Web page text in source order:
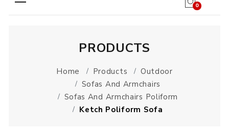
0
PRODUCTS
Home Products
Outdoor
Sofas And Armchairs
Sofas And Armchairs Poliform
Ketch Poliform Sofa